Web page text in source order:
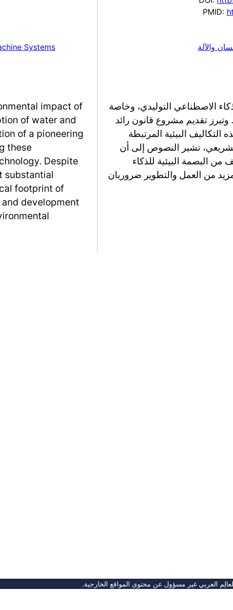
PMID:
والآلة
الاصطناعي التوليدي، وخاصة
وتبرز تقديم مشروع قانون رائد
البيئية المرتبطة
تشير النصوص إلى أن
من البصمة البيئية للذكاء
من العمل والتطوير ضروريان
Systems
impact of
of water and
of a pioneering
these
Despite
substantial
footprint of
development